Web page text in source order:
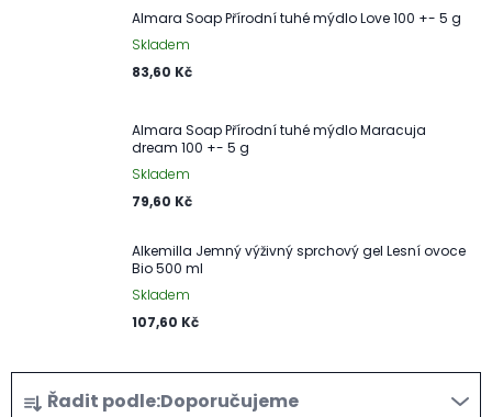
Almara Soap Přírodní tuhé mýdlo Love 100 +- 5 g
Skladem
83,60 Kč
Almara Soap Přírodní tuhé mýdlo Maracuja
dream 100 +- 5 g
Skladem
79,60 Kč
Alkemilla Jemný výživný sprchový gel Lesní ovoce
Bio 500 ml
Skladem
107,60 Kč
Ř
Řadit podle:Doporučujeme